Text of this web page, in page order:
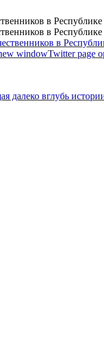
в
в
windowTwitter page
далеко вглубь